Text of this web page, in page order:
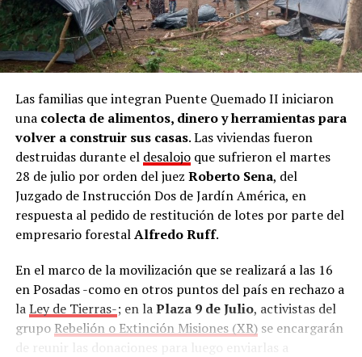
Las familias que integran Puente Quemado II iniciaron
unacolecta de alimentos, dinero y herramientas para
volver a construir sus casas. Las viviendas fueron
destruidas durante el desalojoque sufrieron el martes
28 de julio por orden del juez Roberto Sena, del
Juzgado de Instrucción Dos de Jardín América, en
respuesta al pedido de restitución de lotes por parte del
empresario forestalAlfredo Ruff.
En el marco de la movilización que se realizará a las 16
en Posadas -como en otros puntos del país en rechazo a
laLey de Tierras-; en laPlaza 9 de Julio, activistas del
grupo Rebelión o Extinción Misiones (XR)se encargarán
de reunir las donaciones para luego enviarlas a